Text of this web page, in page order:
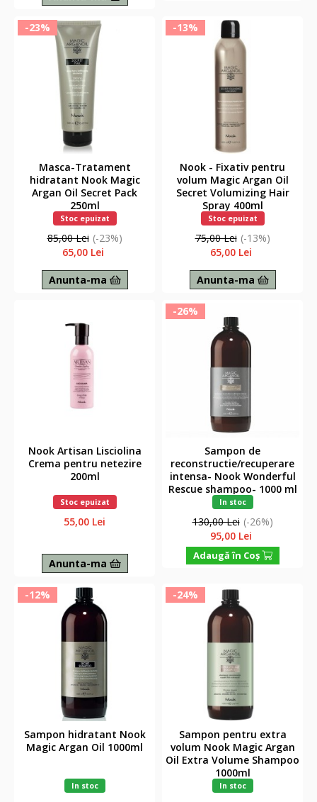
-23%
Masca-Tratament
hidratant Nook Magic
Argan Oil Secret Pack
250ml
Stoc epuizat
85,00 Lei (-23%)
65,00 Lei
Anunta-ma
-13%
Nook - Fixativ pentru
volum Magic Argan Oil
Secret Volumizing Hair
Spray 400ml
Stoc epuizat
75,00 Lei (-13%)
65,00 Lei
Anunta-ma
Nook Artisan Lisciolina
Crema pentru netezire
200ml
Stoc epuizat
55,00 Lei
Anunta-ma
-26%
Sampon de
reconstructie/recuperare
intensa- Nook Wonderful
Rescue shampoo- 1000 ml
In stoc
130,00 Lei (-26%)
95,00 Lei
Adaugă în Coş
-12%
Sampon hidratant Nook
Magic Argan Oil 1000ml
In stoc
-24%
Sampon pentru extra
volum Nook Magic Argan
Oil Extra Volume Shampoo
1000ml
In stoc